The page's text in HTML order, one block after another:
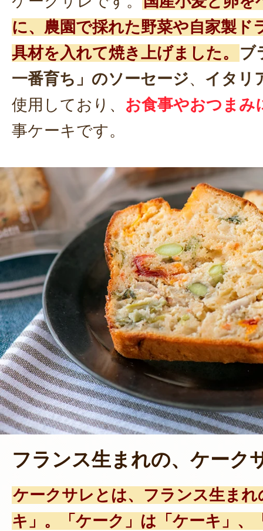
に、農園で採れた野菜や自家製ド
具材を入れて焼き上げました。
ブ
一番育ち」のソーセージ、 イタリ
使用しており、 お食事やおつまみ
事ケーキです。
フランス生まれの、ケーク
ケークサレとは、フランス生まれ
キ」。「ケーク」は「ケーキ」、